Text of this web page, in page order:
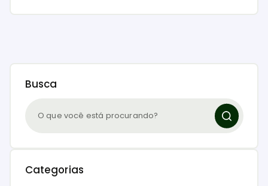
Busca
Categorias